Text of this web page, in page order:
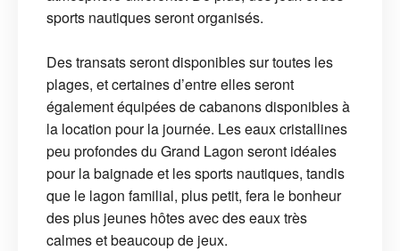
sports nautiques seront organisés.
Des transats seront disponibles sur toutes les
plages, et certaines d’entre elles seront
également équipées de cabanons disponibles à
la location pour la journée. Les eaux cristallines
peu profondes du Grand Lagon seront idéales
pour la baignade et les sports nautiques, tandis
que le lagon familial, plus petit, fera le bonheur
des plus jeunes hôtes avec des eaux très
calmes et beaucoup de jeux.